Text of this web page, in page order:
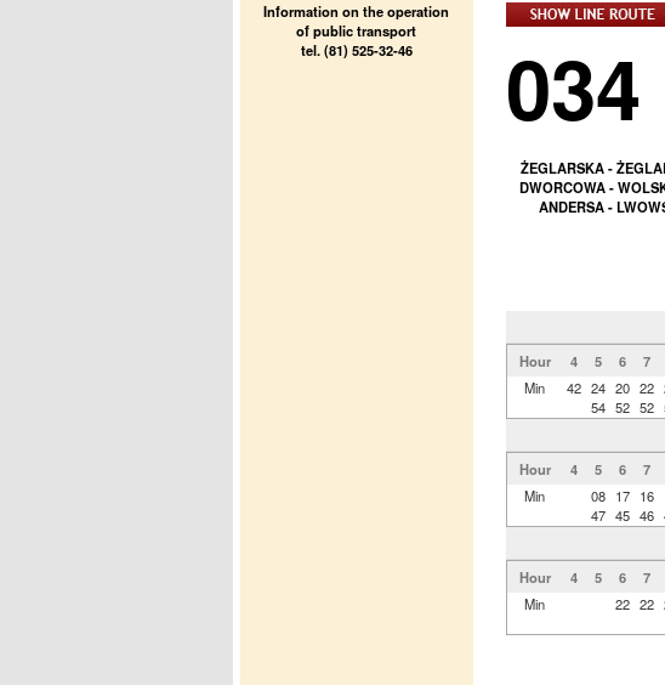
034
ŻEGLARSKA -
DWORCOWA -
ANDERSA -
Hour
4 5 6 7
Min
42 24
54
20
52
22
52
Hour
4 5 6 7
Min
08
47
17
45
16
46
Hour
4 5 6 7
Min
22 22
Information on the operation
of public transport
tel. (81) 525-32-46